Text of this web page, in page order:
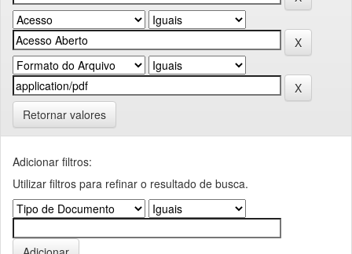
Retornar valores
Adicionar filtros:
Utilizar filtros para refinar o resultado de busca.